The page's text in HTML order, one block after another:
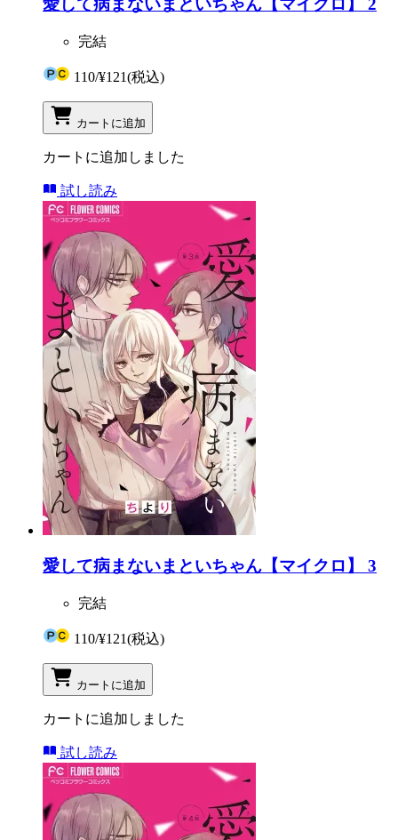
愛して病まないまといちゃん【マイクロ】 2
完結
110/¥121(税込)
カートに追加
カートに追加しました
試し読み
愛して病まないまといちゃん【マイクロ】 3
完結
110/¥121(税込)
カートに追加
カートに追加しました
試し読み